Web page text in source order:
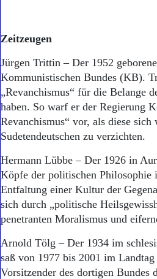
Zeitzeugen
Jürgen Trittin – Der 1952
Kommunistischen Bundes (KB).
„Revanchismus“ für die Belange
haben. So warf er der Regierung
Revanchismus“ vor, als diese
Sudetendeutschen zu verzichten.
Hermann Lübbe – Der 1926 in
Köpfe der politischen Philosophie
Entfaltung einer Kultur der
sich durch „politische
penetranten Moralismus und
Arnold Tölg – Der 1934 im
saß von 1977 bis 2001 im
Vorsitzender des dortigen Bundes